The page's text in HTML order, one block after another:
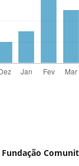
Fundação